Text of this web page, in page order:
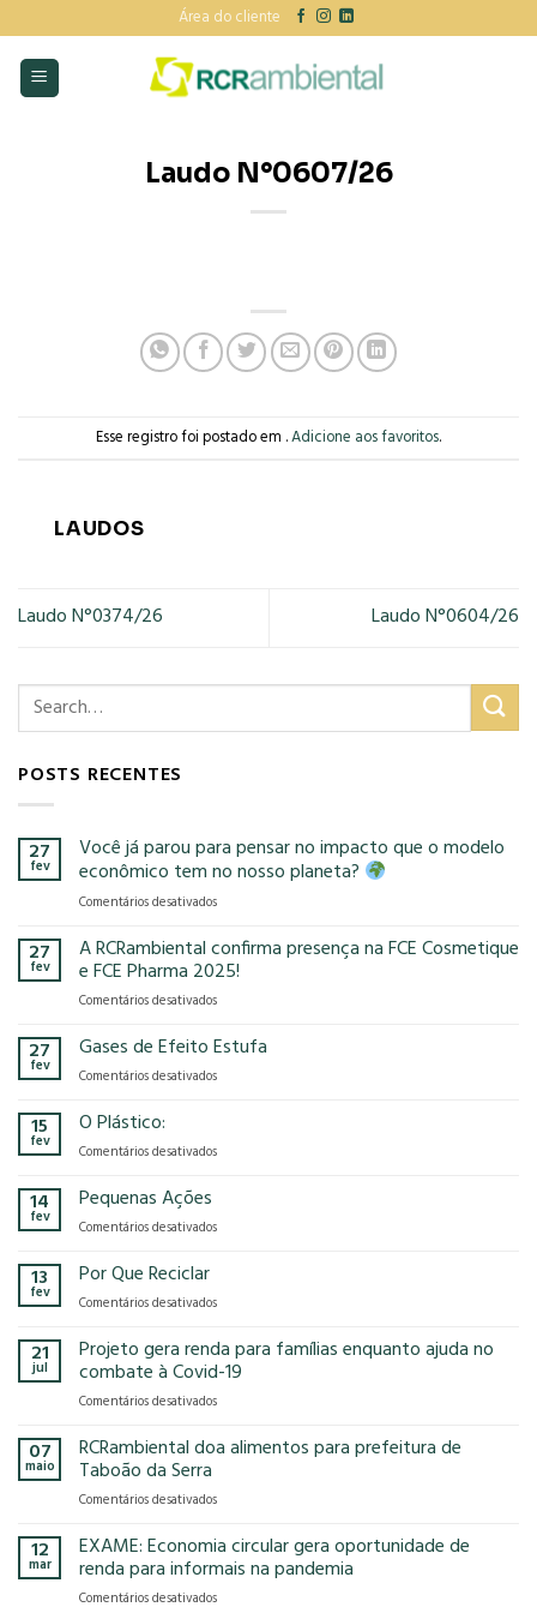
to
content
Área do cliente
Laudo N°0607/26
Esse registro foi postado em .Adicione aos favoritos.
LAUDOS
Laudo N°0374/26 Laudo N°0604/26
POSTS RECENTES
27
fev
Você já parou para pensar no impacto que o modelo
econômico tem no nosso planeta?
Comentários desativadosem
já
parou
para
pensar
impacto
o
tem
27
fev
A RCRambiental confirma presença na FCE Cosmetique
e FCE Pharma 2025!
Comentários desativadosem
RCRambiental
presença
e
2025!
27
fev
Gases de Efeito Estufa
Comentários desativadosem
Estufa
15
fev
O Plástico:
Comentários desativadosem
14
fev
Pequenas Ações
Comentários desativadosem
13
fev
Por Que Reciclar
Comentários desativadosem
Que
Reciclar
21
jul
Projeto gera renda para famílias enquanto ajuda no
combate à Covid-19
Comentários desativadosem
gera
famílias
ajuda
no
à
07
maio
RCRambiental doa alimentos para prefeitura de
Taboão da Serra
Comentários desativadosem
doa
alimentos
para
prefeitura
12
mar
EXAME: Economia circular gera oportunidade de
renda para informais na pandemia
Comentários desativadosem